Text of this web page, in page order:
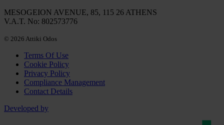
MESOGEION AVENUE, 85, 115 26 ATHENS
V.A.T. No: 802573776
© 2026 Attiki Odos
Terms Of Use
Cookie Policy
Privacy Policy
Compliance Management
Contact Details
Developed by